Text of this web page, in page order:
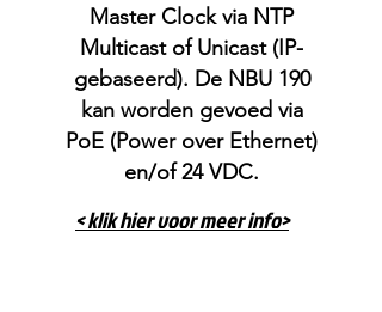
Master Clock via NTP
Multicast of Unicast (IP-
gebaseerd). De NBU 190
kan worden gevoed via
PoE (Power over Ethernet)
en/of 24 VDC.
< klik hier voor meer info>